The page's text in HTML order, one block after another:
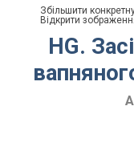
Збільшити
Відкрити
HG.